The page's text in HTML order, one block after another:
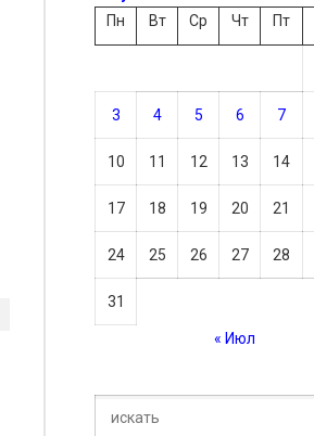
Пн
Вт Ср Чт Пт
3 4 5 6 7
10 11 12 13 14
17 18 19 20 21
24 25 26 27 28
31
« Июл